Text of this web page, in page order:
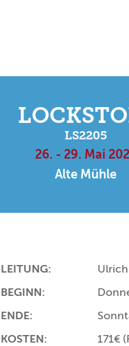
LS2205
26. - 29. Mai
Alte Mühle
LEITUNG:
BEGINN:
ENDE:
KOSTEN:
171€